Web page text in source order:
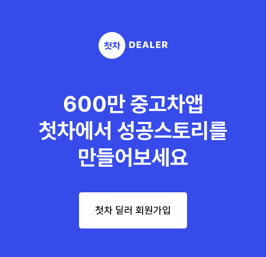
600만 중고차앱
첫차에서 성공스토리를
만들어보세요
첫차 딜러 회원가입